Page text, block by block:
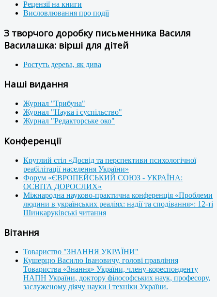
Рецензії на книги
Висловлювання про події
З творчого доробку письменника Василя
Василашка: вірші для дітей
Ростуть дерева, як дива
Наші видання
Журнал "Трибуна"
Журнал "Наука і суспільство"
Журнал "Редакторське око"
Конференції
Круглий стіл «Досвід та перспективи психологічної
реабілітації населення України»
Форум «ЄВРОПЕЙСЬКИЙ СОЮЗ - УКРАЇНА:
ОСВІТА ДОРОСЛИХ»
Міжнародна науково-практична конференція «Проблеми
людини в українських реаліях: надії та сподівання»: 12-ті
Шинкаруківські читання
Вітання
Товариство "ЗНАННЯ УКРАЇНИ"
Кушерцю Василю Івановичу, голові правління
Товариства «Знання» України, члену-кореспонденту
НАПН України, доктору філософських наук, професору,
заслуженому діячу науки і техніки України.